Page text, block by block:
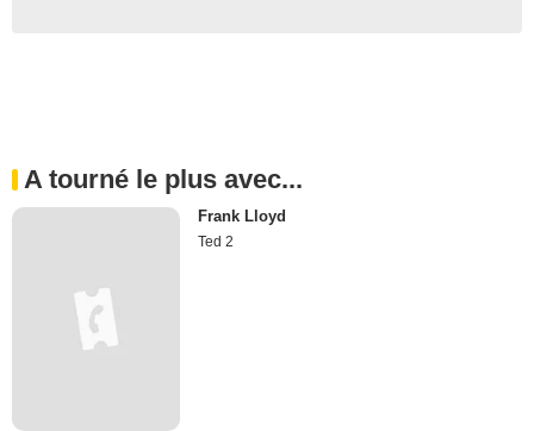
A tourné le plus avec...
Frank Lloyd
Ted 2